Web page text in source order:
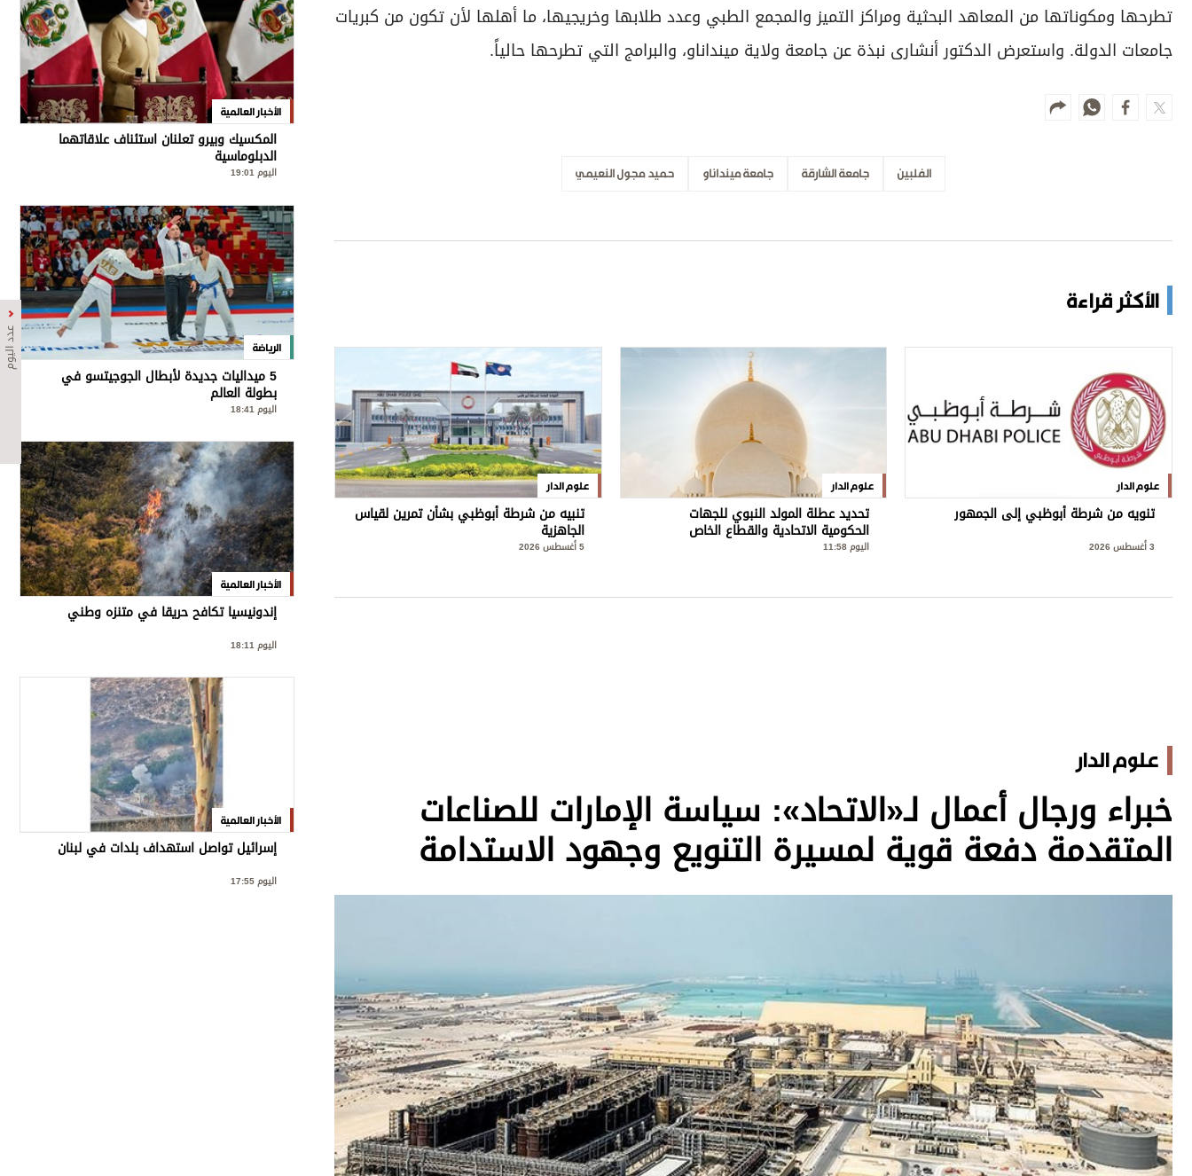
عدد اليوم
تطرحها ومكوناتها من المعاهد البحثية ومراكز التميز والمجمع الطبي وعدد طلابها وخريجيها، ما أهلها لأن تكون من كبريات
جامعات الدولة. واستعرض الدكتور أنشارى نبذة عن جامعة ولاية مينداناو، والبرامج التي تطرحها حالياً.
الفلبين جامعة الشارقة جامعة مينداناو حميد مجول النعيمي
الأكثر قراءة
علوم الدار
تنويه من شرطة أبوظبي إلى الجمهور
3 أغسطس 2026
علوم الدار
تحديد عطلة المولد النبوي للجهات
الحكومية الاتحادية والقطاع الخاص
اليوم 11:58
علوم الدار
تنبيه من شرطة أبوظبي بشأن تمرين لقياس
الجاهزية
5 أغسطس 2026
علوم الدار
خبراء ورجال أعمال لـ«الاتحاد»: سياسة الإمارات للصناعات
المتقدمة دفعة قوية لمسيرة التنويع وجهود الاستدامة
الأخبار العالمية
المكسيك وبيرو تعلنان استئناف علاقاتهما
الدبلوماسية
اليوم 19:01
الرياضة
5 ميداليات جديدة لأبطال الجوجيتسو في
بطولة العالم
اليوم 18:41
الأخبار العالمية
إندونيسيا تكافح حريقا في متنزه وطني
اليوم 18:11
الأخبار العالمية
إسرائيل تواصل استهداف بلدات في لبنان
اليوم 17:55